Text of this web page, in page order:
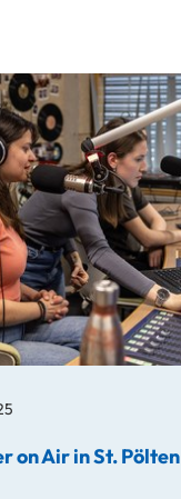
in St. Pölten
on Air in St. Pölten